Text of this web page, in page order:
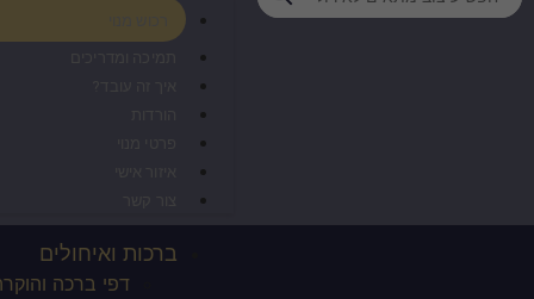
ברכות ואיחולים
דפי ברכה